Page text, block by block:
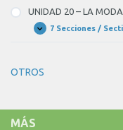
–
¡NOS
VAMOS
DE
UNIDAD 20 – LA MODA
Expandir
UNIDAD
MODA
7 Secciones /
OTROS
MÁS